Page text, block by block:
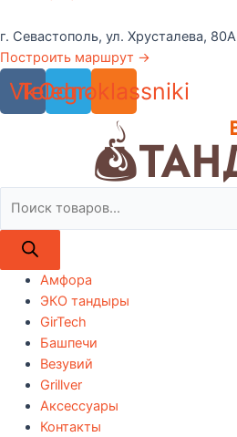
г. Севастополь, ул. Хрусталева, 80А
Построить маршрут →
Vk
Telegram
Odnoklassniki
товаров
Амфора
ЭКО тандыры
GirTech
Башпечи
Везувий
Grillver
Аксессуары
Контакты